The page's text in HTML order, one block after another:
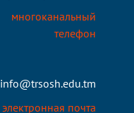
многоканальный
телефон
info@trsosh.edu.tm
электронная почта